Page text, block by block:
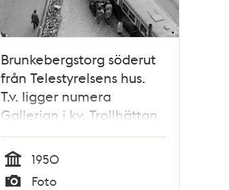
Brunkebergstorg söderut
från Telestyrelsens hus.
T.v. ligger numera
Gallerian i kv. Trollhättan.
Riksbanken har ersatt
Telestyrelsens byggnad
Tid
1950
Foto